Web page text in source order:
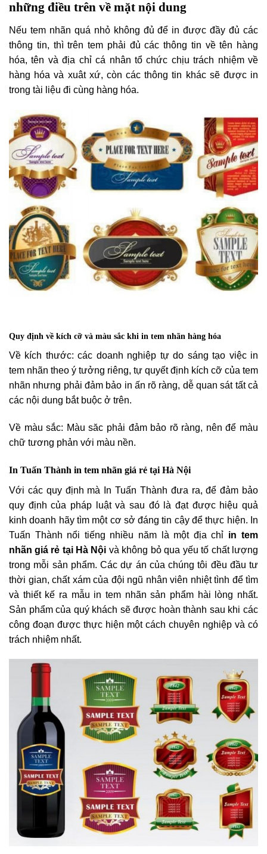
những điều trên về mặt nội dung
Nếu tem nhãn quá nhỏ không đủ để in được đầy đủ các
thông tin, thì trên tem phải đủ các thông tin về tên hàng
hóa, tên và địa chỉ cá nhân tổ chức chịu trách nhiệm về
hàng hóa và xuât xứ, còn các thông tin khác sẽ được in
trong tài liệu đi cùng hàng hóa.
Quy định về kích cỡ và màu sắc khi in tem nhãn hàng hóa
Về kích thước: các doanh nghiệp tự do sáng tạo việc in
tem nhãn theo ý tưởng riêng, tự quyết định kích cỡ của tem
nhãn nhưng phải đảm bảo in ấn rõ ràng, dễ quan sát tất cả
các nội dung bắt buộc ở trên.
Về màu sắc: Màu săc phải đảm bảo rõ ràng, nên để màu
chữ tương phản với màu nền.
In Tuấn Thành in tem nhãn giá rẻ tại Hà Nội
Với các quy định mà In Tuấn Thành đưa ra, để đảm bảo
quy định của pháp luật và sau đó là đạt được hiệu quả
kinh doanh hãy tìm một cơ sở đáng tin cậy để thực hiện. In
Tuấn Thành nổi tiếng nhiều năm là một địa chỉ in tem
nhãn giá rẻ tại Hà Nội và không bỏ qua yếu tố chất lượng
trong mỗi sản phẩm. Các dự án của chúng tôi đều đầu tư
thời gian, chất xám của đội ngũ nhân viên nhiệt tình để tìm
và thiết kế ra mẫu in tem nhãn sản phẩm hài lòng nhất.
Sản phẩm của quý khách sẽ được hoàn thành sau khi các
công đoạn được thực hiện một cách chuyên nghiệp và có
trách nhiệm nhất.